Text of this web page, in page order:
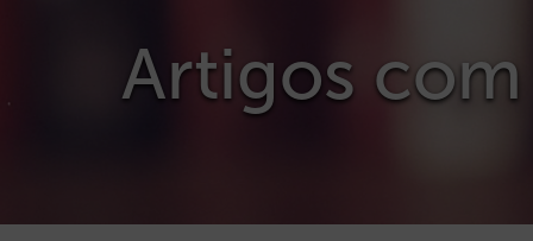
Artigos